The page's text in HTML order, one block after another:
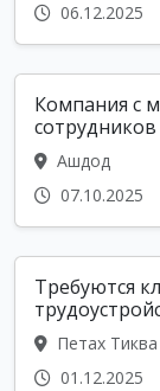
06.12.2025
Компания с
Ашдод
07.10.2025
Требуются
Петах Тиква
01.12.2025